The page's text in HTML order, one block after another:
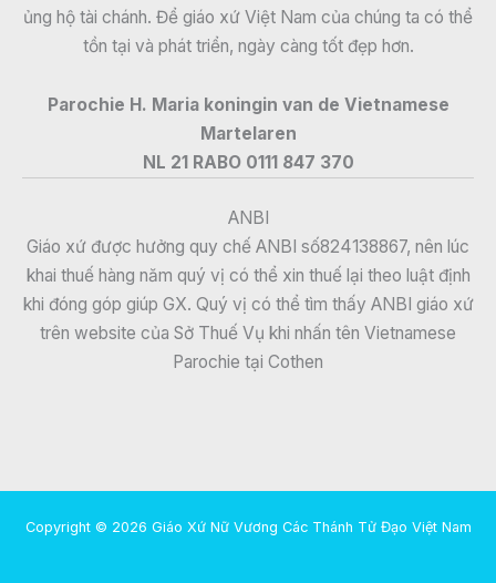
ủng hộ tài chánh. Để giáo xứ Việt Nam của chúng ta có thể
tồn tại và phát triển, ngày càng tốt đẹp hơn.
Parochie H. Maria koningin van de Vietnamese
Martelaren
NL 21 RABO 0111 847 370
ANBI
Giáo xứ được hưởng quy chế ANBI số824138867, nên lúc
khai thuế hàng năm quý vị có thể xin thuế lại theo luật định
khi đóng góp giúp GX. Quý vị có thể tìm thấy ANBI giáo xứ
trên website của Sở Thuế Vụ khi nhấn tên Vietnamese
Parochie tại Cothen
Copyright © 2026 Giáo Xứ Nữ Vương Các Thánh Tử Đạo Việt Nam